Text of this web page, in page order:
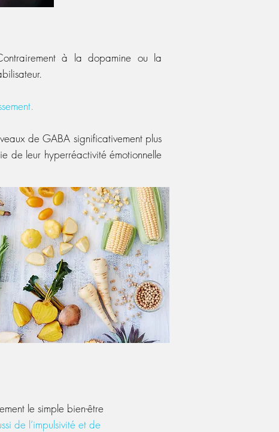
à la dopamine ou la
de GABA significativement plus
de leur hyperréactivité émotionnelle
le simple bien-être
de l’impulsivité et de